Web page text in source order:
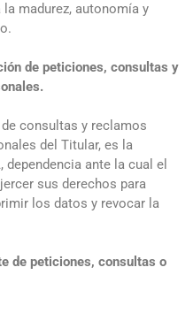
madurez, autonomía y
de peticiones, consultas y
consultas y reclamos
del Titular, es la
dependencia ante la cual el
sus derechos para
los datos y revocar la
de peticiones, consultas o